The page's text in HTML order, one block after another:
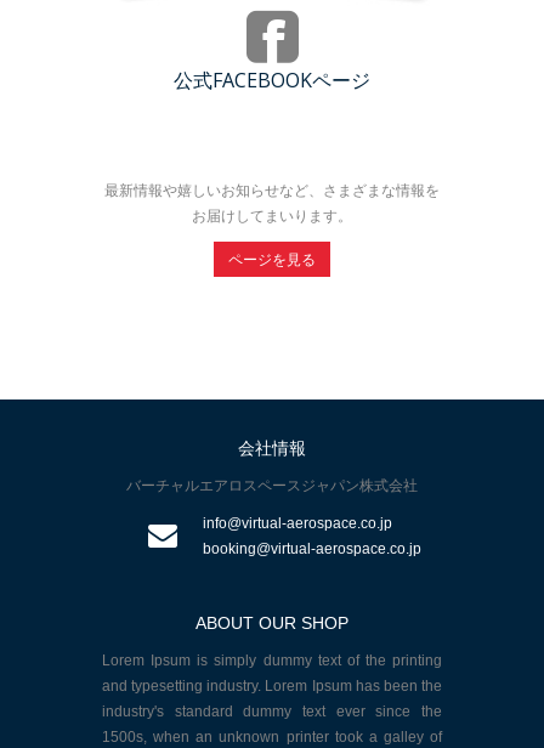
公式FACEBOOKページ
最新情報や嬉しいお知らせなど、さまざまな情報を
お届けしてまいります。
ページを見る
会社情報
バーチャルエアロスペースジャパン株式会社
info@virtual-aerospace.co.jp
booking@virtual-aerospace.co.jp
ABOUT OUR SHOP
Lorem Ipsum is simply dummy text of the printing
and typesetting industry. Lorem Ipsum has been the
industry's standard dummy text ever since the
1500s, when an unknown printer took a galley of